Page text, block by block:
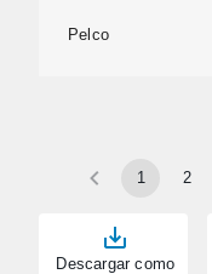
Descargar como
Pelco
1 2